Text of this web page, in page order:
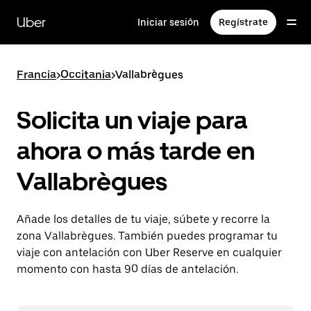
contenido
principal
Uber Iniciar sesión Regístrate
Francia>Occitania>Vallabrègues
Solicita un viaje para
ahora o más tarde en
Vallabrègues
Añade los detalles de tu viaje, súbete y recorre la
zona Vallabrègues. También puedes programar tu
viaje con antelación con Uber Reserve en cualquier
momento con hasta 90 días de antelación.